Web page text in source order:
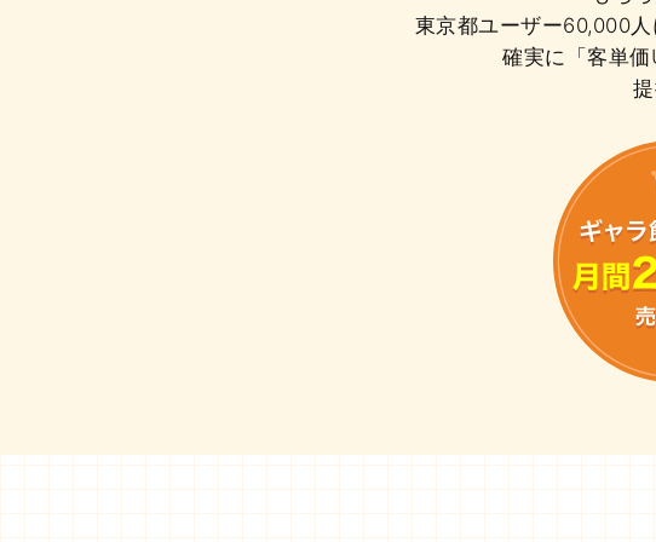
東京都ユーザー60,000人
確実に「客単価